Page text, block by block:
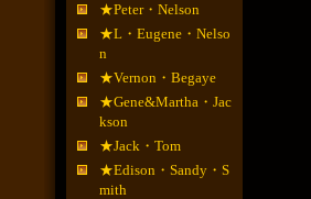
★Peter・Nelson
★L・Eugene・Nelso
n
★Vernon・Begaye
★Gene&Martha・Jac
kson
★Jack・Tom
★Edison・Sandy・S
mith